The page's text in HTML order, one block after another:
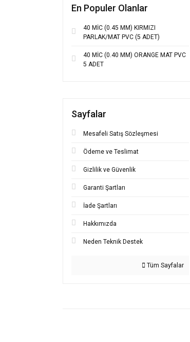
En Populer Olanlar
40 MİC (0.45 MM) KIRMIZI
PARLAK/MAT PVC (5 ADET)
40 MİC (0.40 MM) ORANGE MAT PVC
5 ADET
Sayfalar
Mesafeli Satış Sözleşmesi
Ödeme ve Teslimat
Gizlilik ve Güvenlik
Garanti Şartları
İade Şartları
Hakkımızda
Neden Teknik Destek
Tüm Sayfalar